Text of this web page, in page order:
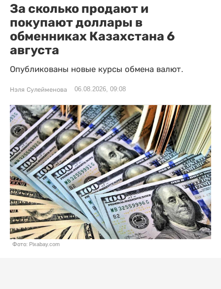
За сколько продают и
покупают доллары в
обменниках Казахстана 6
августа
Опубликованы новые курсы обмена валют.
Нэля Сулейменова 06.08.2026, 09:08
Фото: Pixabay.com